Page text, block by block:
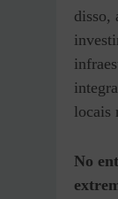
disso,
locais
No